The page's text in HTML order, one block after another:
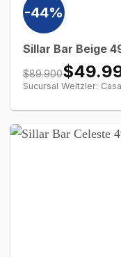
-44%
Sillar Bar Beige
$89.900
Sucursal Weitzler: